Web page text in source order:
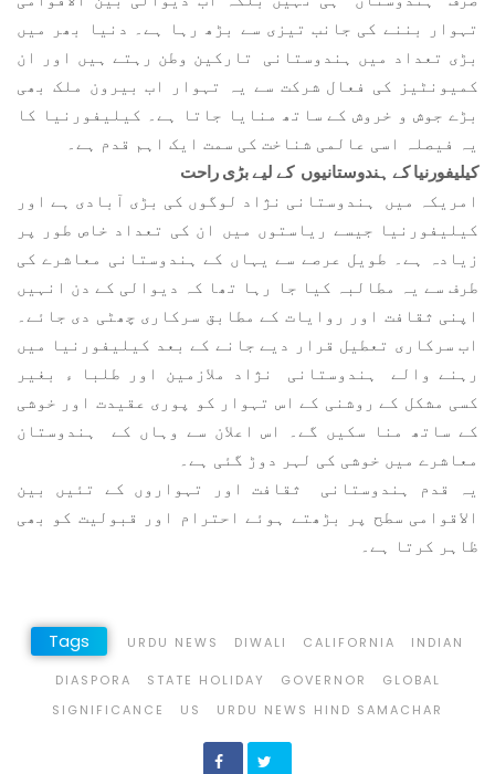
تہوار بننے کی جانب تیزی سے بڑھ رہا ہے۔ دنیا بھر میں
بڑی تعداد میں ہندوستانی تارکین وطن رہتے ہیں اور ان
کمیونٹیز کی فعال شرکت سے یہ تہوار اب بیرون ملک بھی
بڑے جوش و خروش کے ساتھ منایا جاتا ہے۔ کیلیفورنیا کا
یہ فیصلہ اسی عالمی شناخت کی سمت ایک اہم قدم ہے۔
کیلیفورنیا کے ہندوستانیوں کے لیے بڑی راحت
امریکہ میں ہندوستانی نژاد لوگوں کی بڑی آبادی ہے اور
کیلیفورنیا جیسے ریاستوں میں ان کی تعداد خاص طور پر
زیادہ ہے۔ طویل عرصے سے یہاں کے ہندوستانی معاشرے کی
طرف سے یہ مطالبہ کیا جا رہا تھا کہ دیوالی کے دن انہیں
اپنی ثقافت اور روایات کے مطابق سرکاری چھٹی دی جائے۔
اب سرکاری تعطیل قرار دیے جانے کے بعد کیلیفورنیا میں
رہنے والے ہندوستانی نژاد ملازمین اور طلبا ء بغیر
کسی مشکل کے روشنی کے اس تہوار کو پوری عقیدت اور خوشی
کے ساتھ منا سکیں گے۔ اس اعلان سے وہاں کے ہندوستان
معاشرے میں خوشی کی لہر دوڑ گئی ہے۔
یہ قدم ہندوستانی ثقافت اور تہواروں کے تئیں بین
الاقوامی سطح پر بڑھتے ہوئے احترام اور قبولیت کو بھی
ظاہر کرتا ہے۔
Tags URDU NEWS DIWALI CALIFORNIA INDIAN
DIASPORA STATE HOLIDAY GOVERNOR
GLOBAL
SIGNIFICANCE
US URDU NEWS HIND SAMACHAR